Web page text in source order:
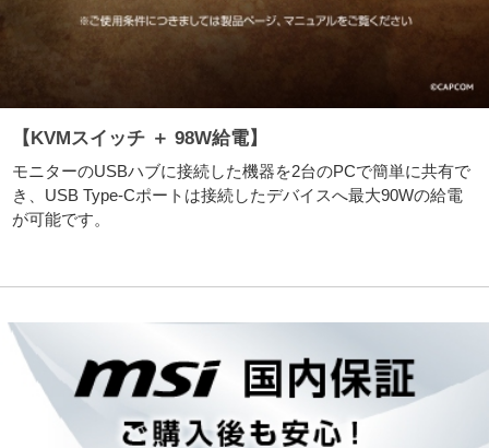
【KVMスイッチ ＋ 98W給電】
モニターのUSBハブに接続した機器を2台のPCで簡単に共有で
き、USB Type-Cポートは接続したデバイスへ最大90Wの給電
が可能です。